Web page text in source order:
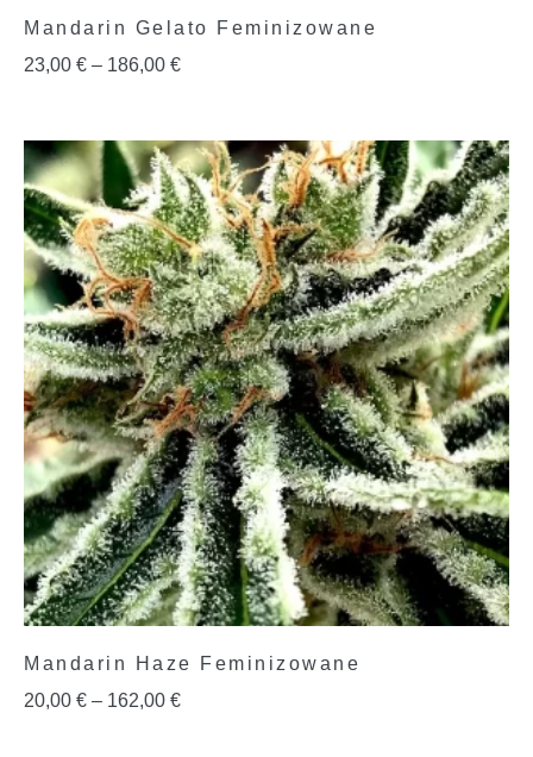
Mandarin Gelato Feminizowane
23,00 € – 186,00 €
Mandarin Haze Feminizowane
20,00 € – 162,00 €